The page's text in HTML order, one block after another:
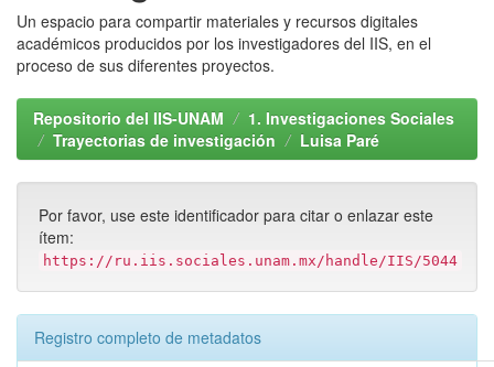
Un espacio para compartir materiales y recursos digitales
académicos producidos por los investigadores del IIS, en el
proceso de sus diferentes proyectos.
Repositorio del IIS-UNAM
1. Investigaciones Sociales
Trayectorias de investigación
Luisa Paré
Por favor, use este identificador para citar o enlazar este
ítem:
https://ru.iis.sociales.unam.mx/handle/IIS/5044
Registro completo de metadatos